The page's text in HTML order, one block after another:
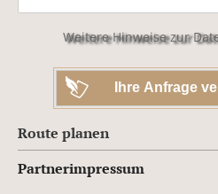
leer.Weitere Hinweise zur
Route planen
Partnerimpressum